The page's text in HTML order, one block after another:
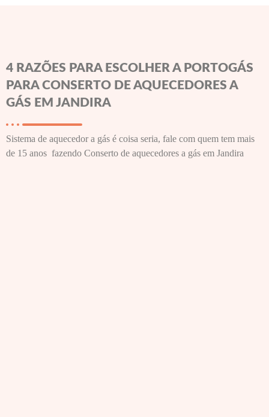
4 RAZÕES PARA ESCOLHER A PORTOGÁS
PARA CONSERTO DE AQUECEDORES A
GÁS EM JANDIRA
Sistema de aquecedor a gás é coisa seria, fale com quem tem mais
de 15 anos fazendo Conserto de aquecedores a gás em Jandira